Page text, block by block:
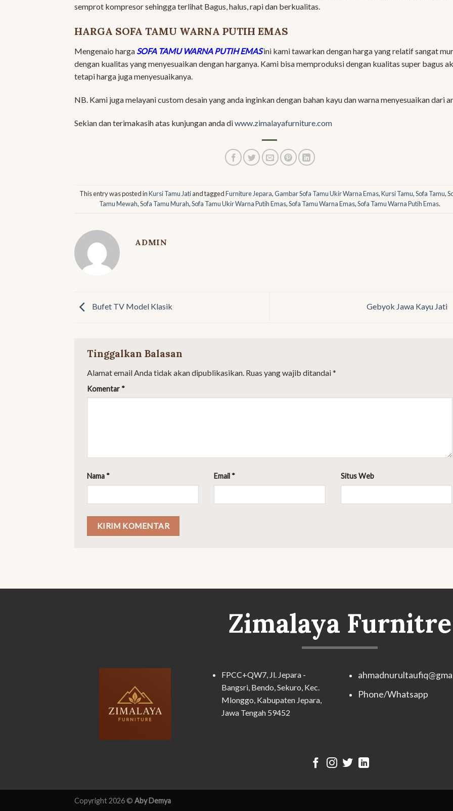
semprot kompresor sehingga terlihat Bagus, halus, rapi dan berkualitas.
HARGA SOFA TAMU WARNA PUTIH EMAS
Mengenaio harga SOFA TAMU WARNA PUTIH EMAS ini kami tawarkan dengan harga yang relatif sangat
dengan kualitas yang menyesuaikan dengan harganya. Kami bisa memproduksi dengan kualitas super bagus
tetapi harga juga menyesuaikanya.
NB. Kami juga melayani custom desain yang anda inginkan dengan bahan kayu dan warna menyesuaikan dari
Sekian dan terimakasih atas kunjungan anda diwww.zimalayafurniture.com
This entry was posted inKursi Tamu Jatiand taggedFurniture Jepara,Gambar Sofa Tamu Ukir Warna Emas,Kursi Tamu,Sofa Tamu,
Tamu Mewah,Sofa Tamu Murah,Sofa Tamu Ukir Warna Putih Emas,Sofa Tamu Warna Emas,Sofa Tamu Warna Putih Emas.
ADMIN
Bufet TV Model Klasik Gebyok Jawa Kayu Jati
Tinggalkan Balasan
Alamat email Anda tidak akan dipublikasikan. Ruas yang wajib ditandai*
Komentar *
Nama * Email * Situs Web
Zimalaya Furnitre
FPCC+QW7, Jl. Jepara -
Bangsri, Bendo, Sekuro, Kec.
Mlonggo, Kabupaten Jepara,
Jawa Tengah 59452
Phone/Whatsapp
Copyright 2026 © Aby Demya